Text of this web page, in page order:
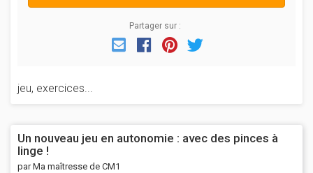
Partager sur :
EmailFacebook
Pinterest
jeu, exercices...
Un nouveau jeu en autonomie : avec des pinces à
linge !
par Ma maîtresse de CM1